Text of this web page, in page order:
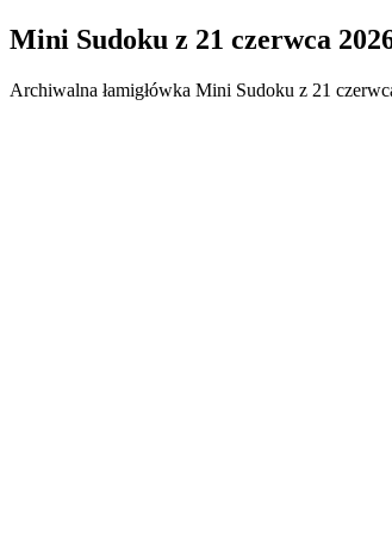
Mini Sudoku z 21 czerwca
Archiwalna łamigłówka Mini Sudoku z 21